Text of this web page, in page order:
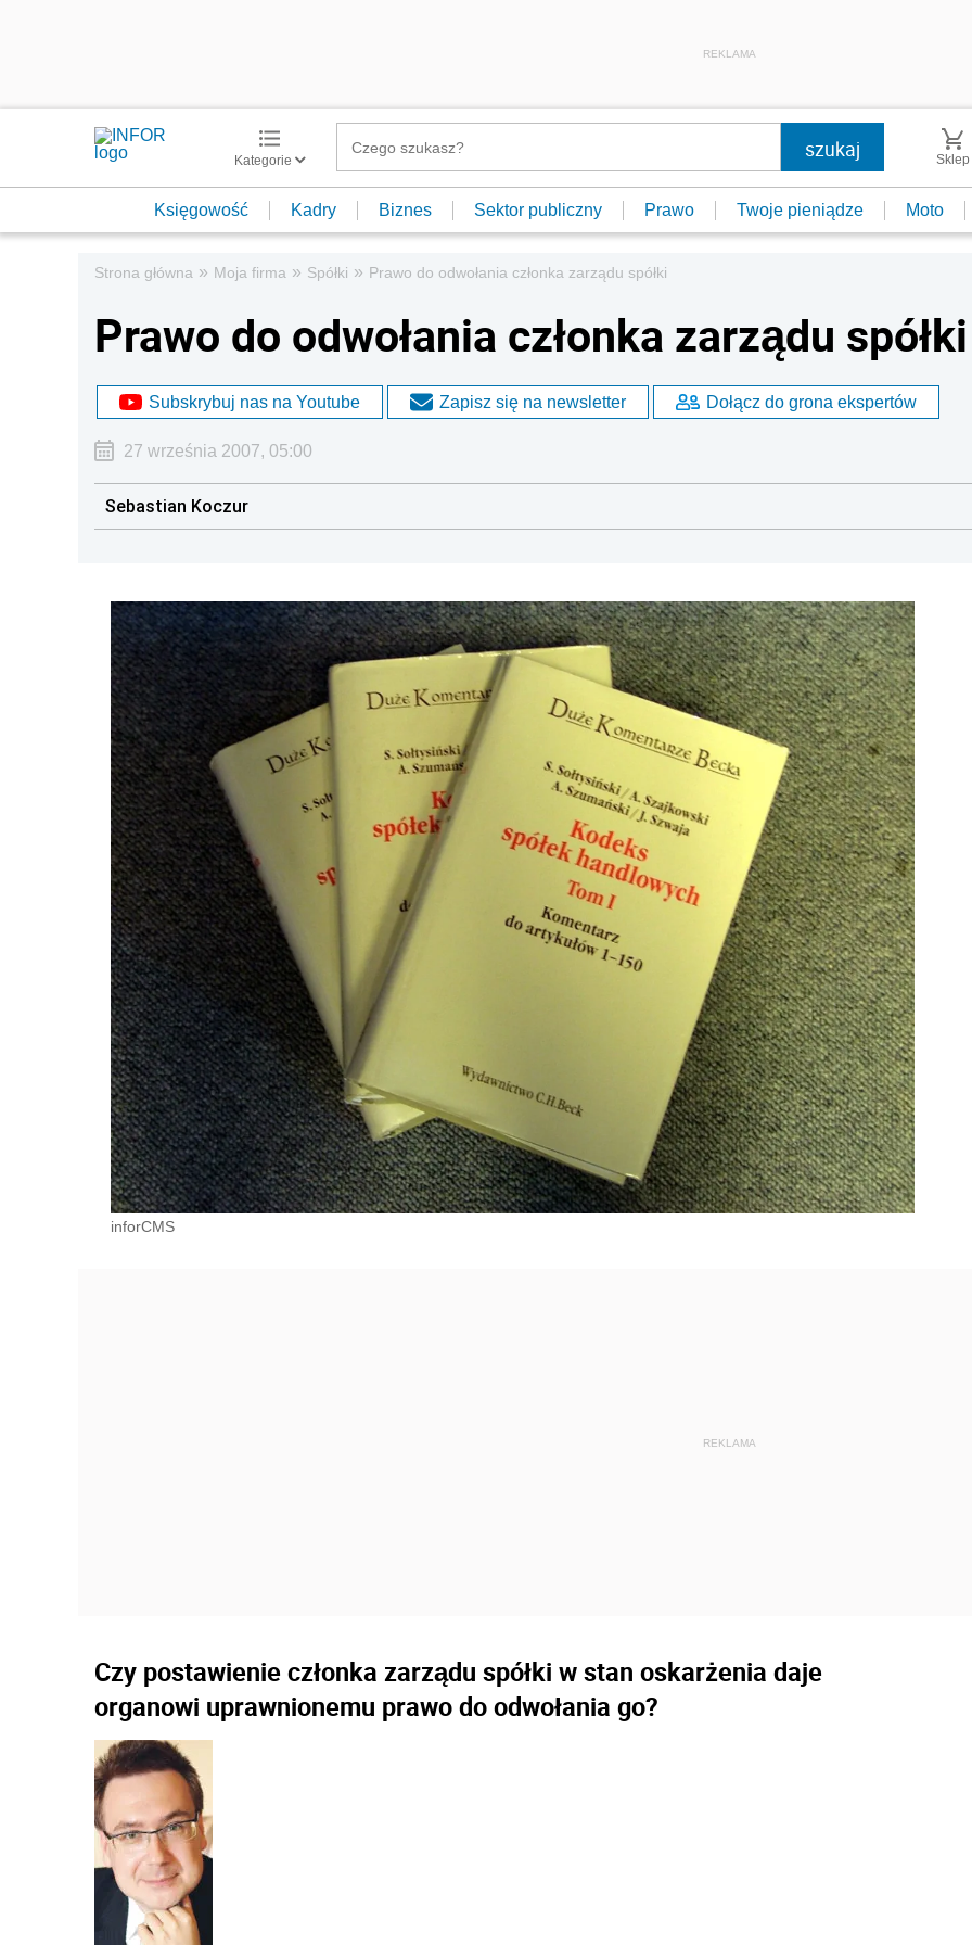
REKLAMA
Kategorie Sklep
Księgowość Kadry Biznes Sektor publiczny Prawo Twoje pieniądze Moto
Strona główna » Moja firma » Spółki » Prawo do odwołania członka zarządu spółki
Prawo do odwołania członka zarządu spółki
Subskrybuj nas na Youtube Zapisz się na newsletter Dołącz do grona ekspertów
27 września 2007, 05:00
Sebastian Koczur
inforCMS
Czy postawienie członka zarządu spółki w stan oskarżenia daje
organowi uprawnionemu prawo do odwołania go?